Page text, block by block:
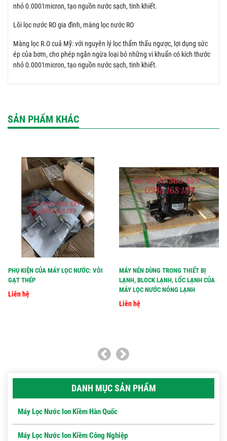
nhỏ 0.0001micron, tạo nguồn nước sạch, tinh khiết.
Lõi lọc nước RO gia đình, màng lọc nước RO
Màng lọc R.O cuả Mỹ: với nguyên lý lọc thẩm thấu ngược, lợi dụng sức
ép của bơm, cho phép ngăn ngừa loại bỏ những vi khuẩn có kích thước
nhỏ 0.0001micron, tạo nguồn nước sạch, tinh khiết.
SẢN PHẨM KHÁC
PHỤ KIỆN CỦA MÁY LỌC NƯỚC: VÒI
GẠT THÉP
Liên hệ
MÁY NÉN DÙNG TRONG THIẾT BỊ
LẠNH, BLOCK LẠNH, LỐC LẠNH CỦA
MÁY LỌC NƯỚC NÓNG LẠNH
Liên hệ
DANH MỤC SẢN PHẨM
Máy Lọc Nước Ion Kiềm Hàn Quốc
Máy Lọc Nước Ion Kiềm Công Nghiệp